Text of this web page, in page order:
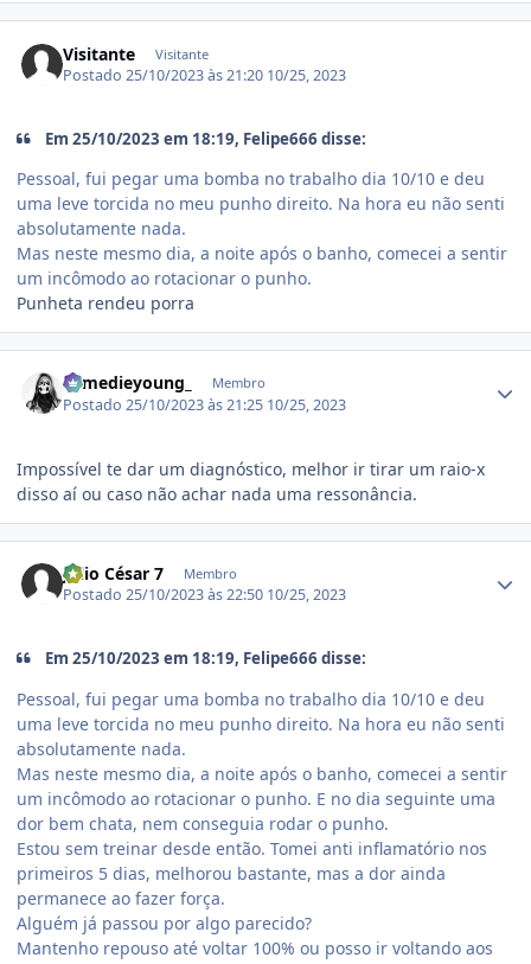
Visitante Visitante
Postado25/10/2023 às 21:20 10/25, 2023
Em 25/10/2023 em 18:19, Felipe666 disse:
Pessoal, fui pegar uma bomba no trabalho dia 10/10 e deu
uma leve torcida no meu punho direito. Na hora eu não senti
absolutamente nada.
Mas neste mesmo dia, a noite após o banho, comecei a sentir
um incômodo ao rotacionar o punho.
Punheta rendeu porra
somedieyoung_ Membro
Postado25/10/2023 às 21:25 10/25, 2023
Impossível te dar um diagnóstico, melhor ir tirar um raio-x
disso aí ou caso não achar nada uma ressonância.
Júlio César 7 Membro
Postado25/10/2023 às 22:50 10/25, 2023
Em 25/10/2023 em 18:19, Felipe666 disse:
Pessoal, fui pegar uma bomba no trabalho dia 10/10 e deu
uma leve torcida no meu punho direito. Na hora eu não senti
absolutamente nada.
Mas neste mesmo dia, a noite após o banho, comecei a sentir
um incômodo ao rotacionar o punho. E no dia seguinte uma
dor bem chata, nem conseguia rodar o punho.
Estou sem treinar desde então. Tomei anti inflamatório nos
primeiros 5 dias, melhorou bastante, mas a dor ainda
permanece ao fazer força.
Alguém já passou por algo parecido?
Mantenho repouso até voltar 100% ou posso ir voltando aos